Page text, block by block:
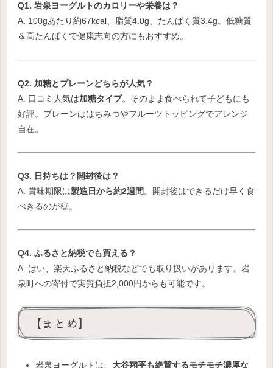
Q1. 岩泉ヨーグルトのカロリーや栄養は？
A. 100gあたり約67kcal、脂質4.0g、たんぱく質3.4g。低糖質
＆高たんぱくで健康志向の方にもおすすめ。
Q2. 加糖とプレーンどちらが人気？
A. 口コミ人気は加糖タイプ。そのまま食べられて子どもにも
好評。プレーンははちみつやフルーツトッピングでアレンジ
自在。
Q3. 日持ちは？開封後は？
A. 賞味期限は製造日から約2週間 。開封後はできるだけ早く食
べきるのが◎。
Q4. ふるさと納税でも買える？
A. はい、楽天ふるさと納税などでも取り扱いがあります。岩
泉町への寄付で実質負担2,000円からも可能です。
【まとめ】
岩泉ヨーグルトは、 大谷翔平も絶賛するモチモチ濃厚な